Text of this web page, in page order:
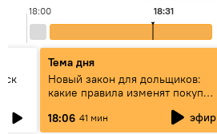
18:00 18:31
Тема дня
Новый закон для дольщиков:
какие правила изменят покупку
18:06 41 мин эфир